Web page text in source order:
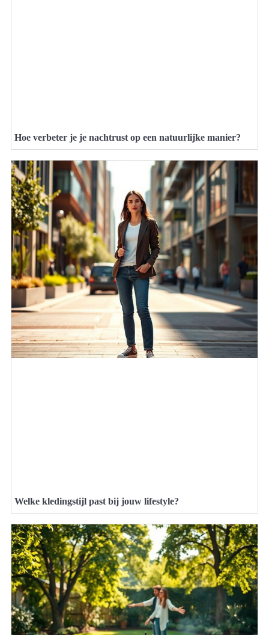
Hoe verbeter je je nachtrust op een natuurlijke manier?
Welke kledingstijl past bij jouw lifestyle?